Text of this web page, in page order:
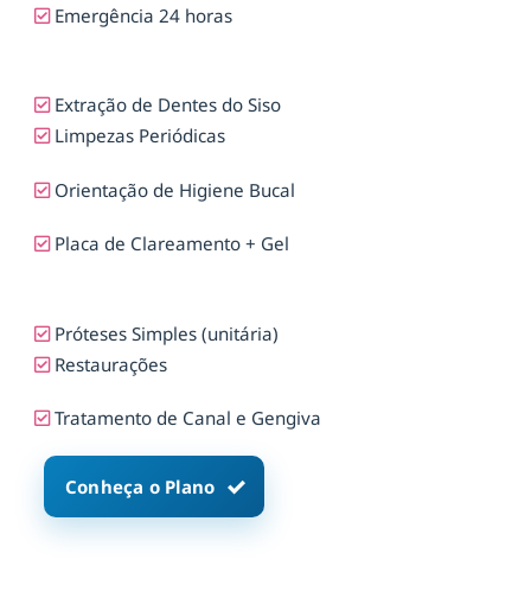
Emergência 24 horas
Extração de Dentes do Siso
Limpezas Periódicas
Orientação de Higiene Bucal
Placa de Clareamento + Gel
Próteses Simples (unitária)
Restaurações
Tratamento de Canal e Gengiva
Conheça o Plano